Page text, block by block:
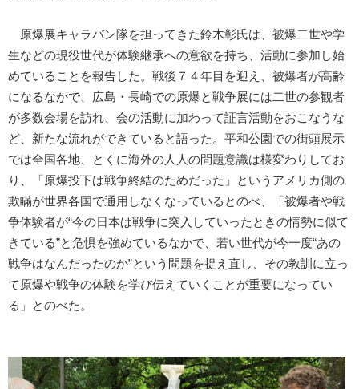
原爆展キャラバン隊を担ってきた鈴木彰氏は、被爆二世や学
生などの現役世代が体験継承への意欲を持ち、活動に参加し始
めていることを報告した。戦後７４年目を迎え、被爆者が高齢
になるなかで、広島・長崎での原爆と戦争展には二世の参観者
が多数会場を訪れ、会の活動に加わって証言活動をおこなうな
ど、新たな流れができていると語った。平和公園での街頭展示
では全国各地、とくに海外の人人の問題意識は様変わりしてお
り、「原爆投下は戦争終結のためだった」というアメリカ側の
欺瞞が世界各国で通用しなくなっているとのべ、「被爆者や戦
争体験者が“今の日本は戦争に突入していったときの情勢に似て
きている”と危惧を強めているなかで、若い世代が今一度“あの
戦争はなんだったのか”という問題を捉え直し、その教訓に立っ
て原爆や戦争の体験を学び伝えていくことが重要になってい
る」とのべた。